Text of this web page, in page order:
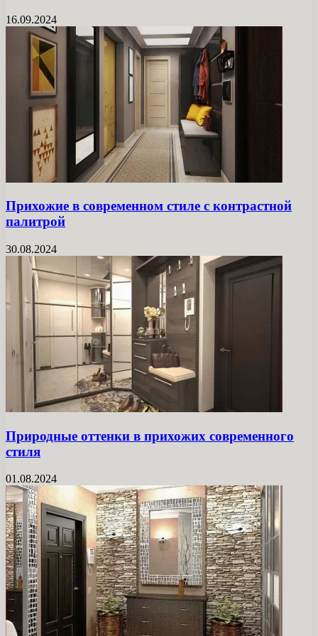
16.09.2024
Прихожие в современном стиле с контрастной
палитрой
30.08.2024
Природные оттенки в прихожих современного
стиля
01.08.2024